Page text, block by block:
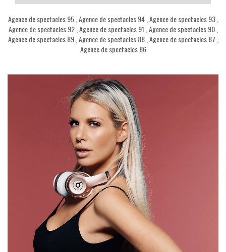
Agence de spectacles 95, Agence de spectacles 94, Agence de spectacles 93,
Agence de spectacles 92, Agence de spectacles 91 Agence de spectacles 90,
Agence de spectacles 89, Agence de spectacles 88, Agence de spectacles 87
Agence de spectacles 86